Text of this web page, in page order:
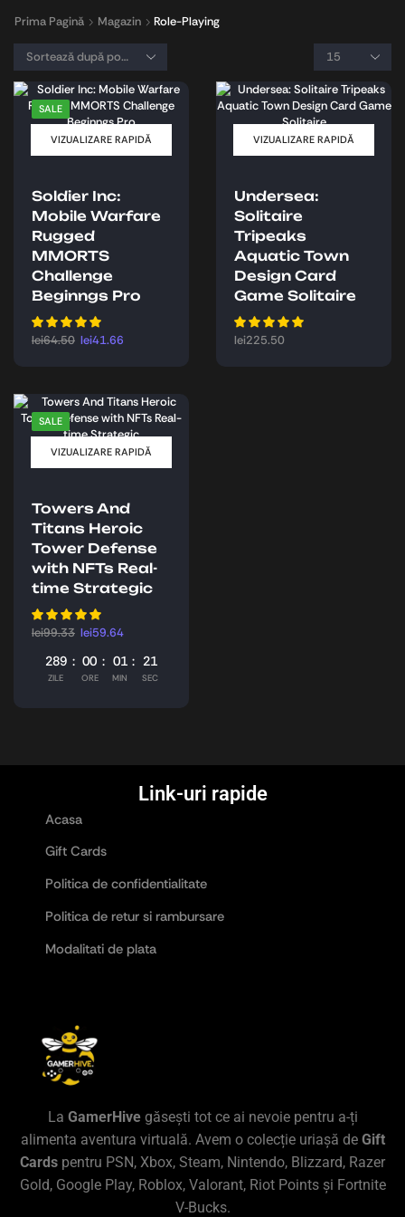
Prima Pagină Magazin Role-Playing
SALE
VIZUALIZARE RAPIDĂ
Soldier Inc:
Mobile Warfare
Rugged
MMORTS
Challenge
Beginngs Pro
lei64.50 lei41.66
VIZUALIZARE RAPIDĂ
Undersea:
Solitaire
Tripeaks
Aquatic Town
Design Card
Game Solitaire
lei225.50
SALE
VIZUALIZARE RAPIDĂ
Towers And
Titans Heroic
Tower Defense
with NFTs Real-
time Strategic
lei99.33 lei59.64
289
ZILE
00
ORE
01
MIN
21
SEC
Link-uri rapide
Acasa
Gift Cards
Politica de confidentialitate
Politica de retur si rambursare
Modalitati de plata
La GamerHivegăsești tot ce ai nevoie pentru a-ți
alimenta aventura virtuală. Avem o colecție uriașă de Gift
Cards pentru PSN, Xbox, Steam, Nintendo, Blizzard, Razer
Gold, Google Play, Roblox, Valorant, Riot Points și Fortnite
V-Bucks.